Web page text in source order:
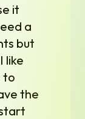
it
a
but
like
to
the